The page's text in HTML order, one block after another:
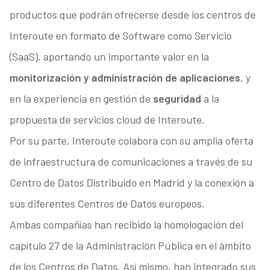
productos que podrán ofrecerse desde los centros de
Interoute en formato de Software como Servicio
(SaaS), aportando un importante valor en la
monitorización y administración de aplicaciones, y
en la experiencia en gestión de seguridad a la
propuesta de servicios cloud de Interoute.
Por su parte, Interoute colabora con su amplia oferta
de infraestructura de comunicaciones a través de su
Centro de Datos Distribuido en Madrid y la conexión a
sus diferentes Centros de Datos europeos.
Ambas compañías han recibido la homologación del
capítulo 27 de la Administración Pública en el ámbito
de los Centros de Datos. Así mismo, han integrado sus